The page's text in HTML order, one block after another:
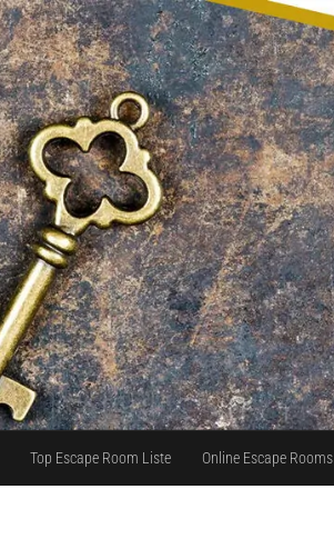
Top Escape Room Liste Online Escape Rooms